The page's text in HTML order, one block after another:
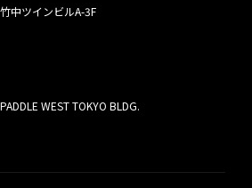
中ツインビルA-3F
WEST TOKYO BLDG.